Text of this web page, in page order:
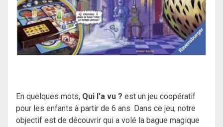
En quelques mots, Qui l’a vu ? est un jeu coopératif
pour les enfants à partir de 6 ans. Dans ce jeu, notre
objectif est de découvrir qui a volé la bague magique